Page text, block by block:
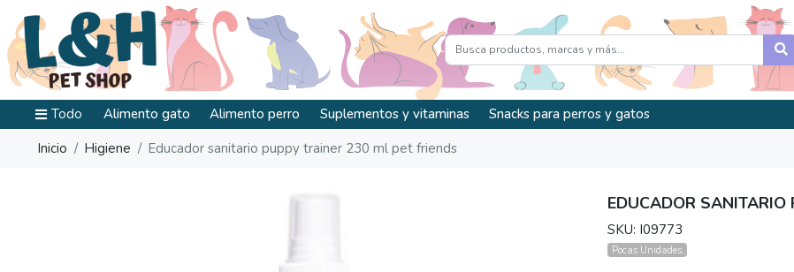
Todo Alimento gato Alimento perro Suplementos y vitaminas
Snacks para perros y gatos
Inicio
Higiene Educador sanitario puppy trainer 230 ml pet friends
EDUCADOR SANITARIO
SKU: I09773
Pocas Unidades.